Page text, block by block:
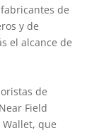
de
y de
el alcance de
de
Field
que